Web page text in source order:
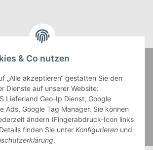
& Co nutzen
„Alle akzeptieren“ gestatten Sie den
Dienste auf unserer Website:
Lieferland Geo-Ip Dienst, Google
Ads, Google Tag Manager. Sie können
ändern (Fingerabdruck-Icon links
finden Sie unter Konfigurieren und
.